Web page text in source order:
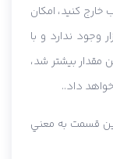
کنيد، امکان
وجود ندارد و با
مقدار بيشتر شد،
داد..
قسمت به معني